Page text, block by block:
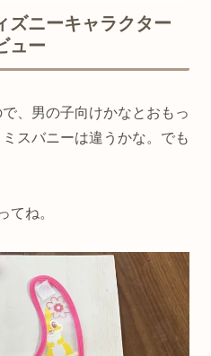
ニーキャラクター
ュー
、男の子向けかなとおもっ
スバニーは違うかな。でも
てね。